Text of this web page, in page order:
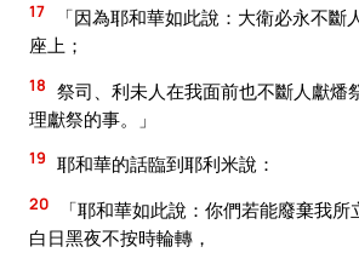
17
「因為耶和華如此說：大衛必永不斷
座上；
18 祭司、利未人在我面前也不斷人獻燔
理獻祭的事。」
19 耶和華的話臨到耶利米說：
20
「耶和華如此說：你們若能廢棄我
白日黑夜不按時輪轉，